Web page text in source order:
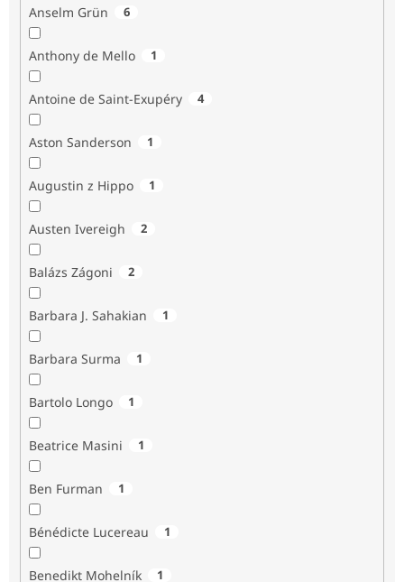
Anselm Grün 6
Anthony de Mello 1
Antoine de Saint-Exupéry 4
Aston Sanderson 1
Augustin z Hippo 1
Austen Ivereigh 2
Balázs Zágoni 2
Barbara J. Sahakian 1
Barbara Surma 1
Bartolo Longo 1
Beatrice Masini 1
Ben Furman 1
Bénédicte Lucereau 1
Benedikt Mohelník 1